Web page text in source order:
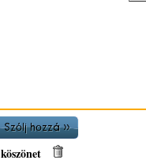
köszönet